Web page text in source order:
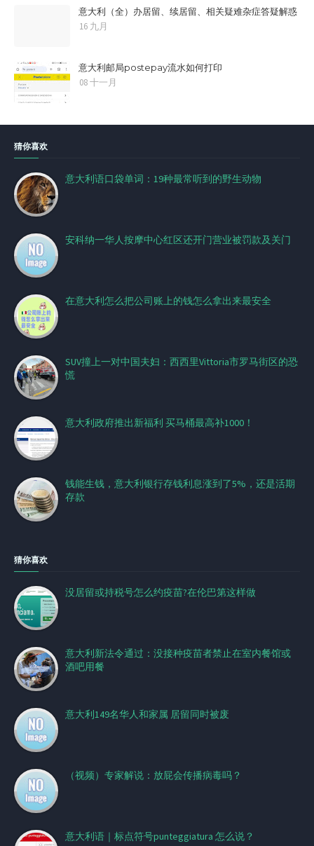
意大利（全）办居留、续居留、相关疑难杂症答疑解惑
16 九月
意大利邮局postepay流水如何打印
08 十一月
猜你喜欢
意大利语口袋单词：19种最常听到的野生动物
安科纳一华人按摩中心红区还开门营业被罚款及关门
在意大利怎么把公司账上的钱怎么拿出来最安全
SUV撞上一对中国夫妇：西西里Vittoria市罗马街区的恐
慌
意大利政府推出新福利 买马桶最高补1000！
钱能生钱，意大利银行存钱利息涨到了5%，还是活期
存款
猜你喜欢
没居留或持税号怎么约疫苗?在伦巴第这样做
意大利新法令通过：没接种疫苗者​禁止在室内餐馆或
酒吧用餐
意大利149名华人和家属 居留同时被废
（视频）专家解说：放屁会传播病毒吗？
意大利语｜标点符号punteggiatura 怎么说？